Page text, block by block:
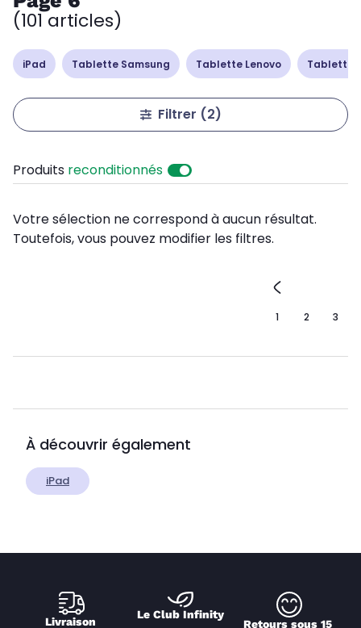
(101 articles)
iPad Tablette Samsung Tablette Lenovo Tablette
Filtrer (2)
Produits reconditionnés
Votre sélection ne correspond à aucun résultat.
Toutefois, vous pouvez modifier les filtres.
1 2 3
À découvrir également
iPad
Livraison
Le Club Infinity
Retours sous 15